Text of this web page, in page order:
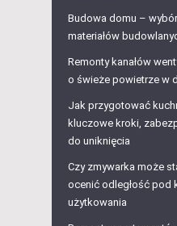
Budowa domu –
materiałów
Remonty kanałów
o świeże powietrze w
Jak przygotować
kluczowe kroki,
do uniknięcia
Czy zmywarka może
ocenić odległość pod
użytkowania